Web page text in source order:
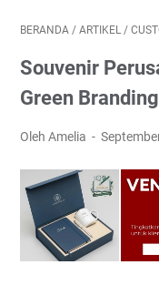
BERANDA / ARTIKEL /
Souvenir
Green
Oleh Amelia